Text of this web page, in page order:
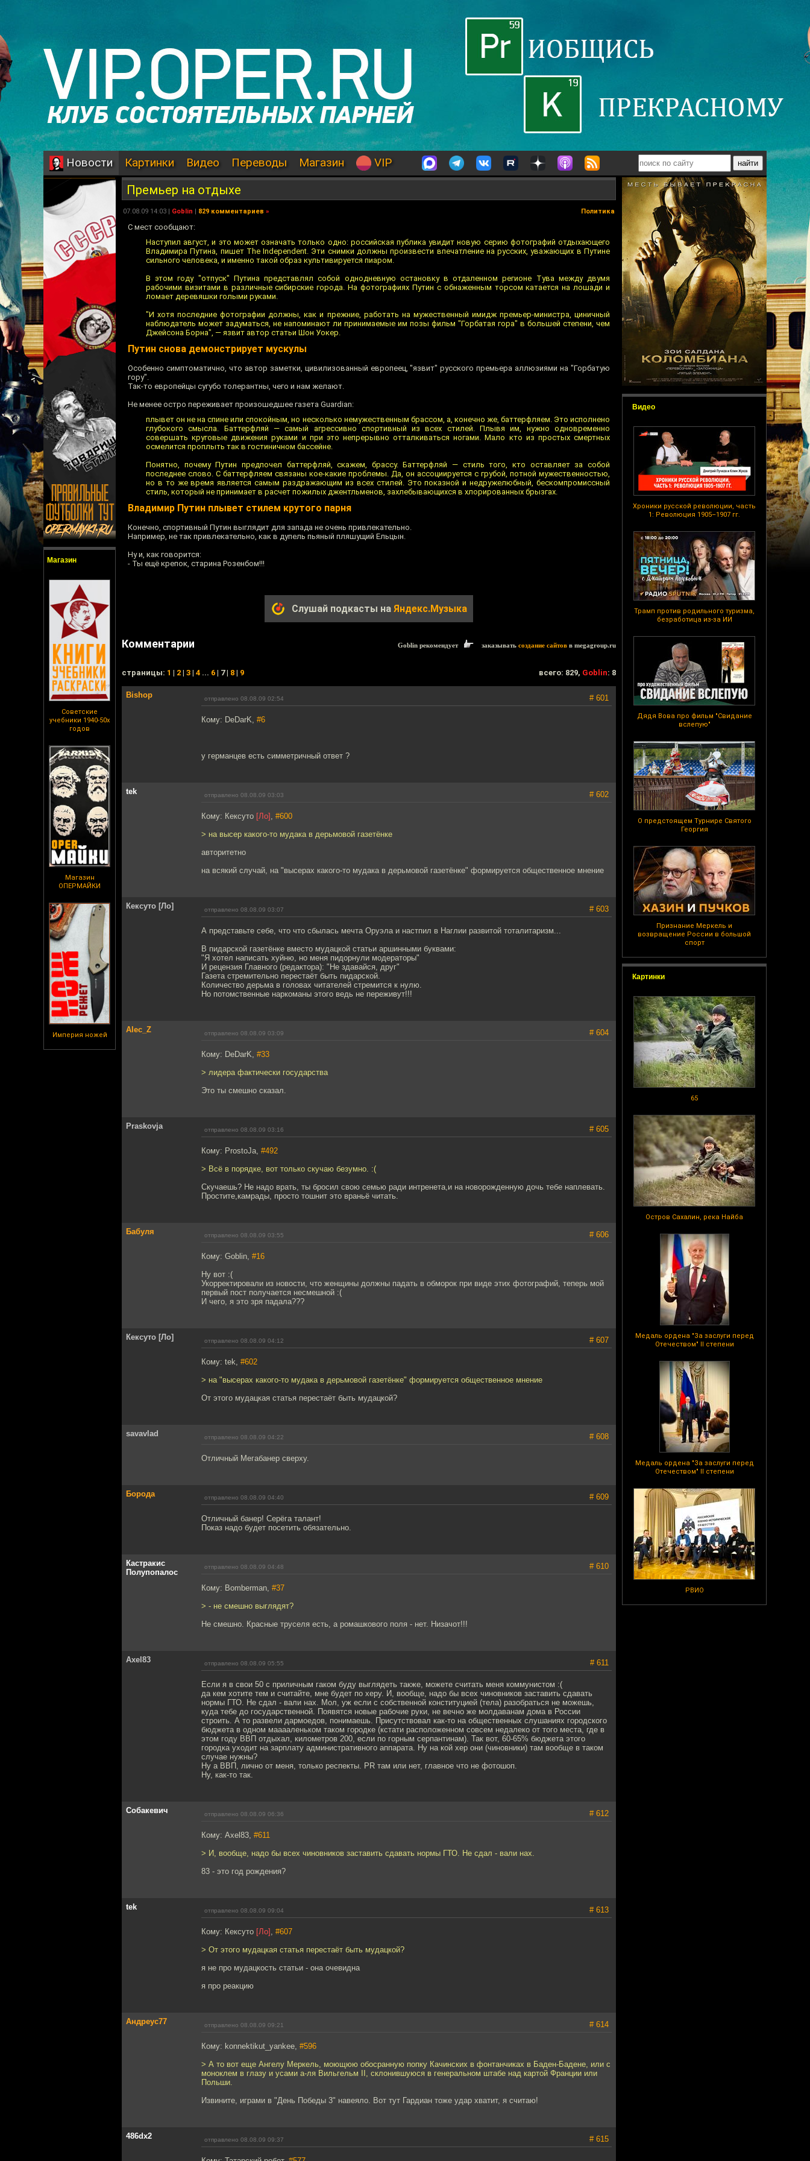
Новости Картинки Видео Переводы Магазин VIP
Магазин
Советские
учебники 1940-50х
годов
Магазин
ОПЕРМАЙКИ
Империя ножей
Видео
Хроники русской революции, часть
1: Революция 1905–1907 гг.
Трамп против родильного туризма,
безработица из-за ИИ
Дядя Вова про фильм "Свидание
вслепую"
О предстоящем Турнире Святого
Георгия
Признание Меркель и
возвращение России в большой
спорт
Картинки
65
Остров Сахалин, река Найба
Медаль ордена "За заслуги перед
Отечеством" II степени
Медаль ордена "За заслуги перед
Отечеством" II степени
РВИО
Премьер на отдыхе
07.08.09 14:03 | Goblin | 829 комментариев » Политика
С мест сообщают:
Наступил август, и это может означать только одно: российская публика увидит новую серию фотографий отдыхающего
Владимира Путина, пишет The Independent. Эти снимки должны произвести впечатление на русских, уважающих в Путине
сильного человека, и именно такой образ культивируется пиаром.
В этом году "отпуск" Путина представлял собой однодневную остановку в отдаленном регионе Тува между двумя
рабочими визитами в различные сибирские города. На фотографиях Путин с обнаженным торсом катается на лошади и
ломает деревяшки голыми руками.
"И хотя последние фотографии должны, как и прежние, работать на мужественный имидж премьер-министра, циничный
наблюдатель может задуматься, не напоминают ли принимаемые им позы фильм "Горбатая гора" в большей степени, чем
Джейсона Борна", — язвит автор статьи Шон Уокер.
Путин снова демонстрирует мускулы
Особенно симптоматично, что автор заметки, цивилизованный европеец, "язвит" русского премьера аллюзиями на "Горбатую
гору".
Так-то европейцы сугубо толерантны, чего и нам желают.
Не менее остро переживает произошедшее газета Guardian:
плывет он не на спине или спокойным, но несколько немужественным брассом, а, конечно же, баттерфляем. Это исполнено
глубокого смысла. Баттерфляй — самый агрессивно спортивный из всех стилей. Плывя им, нужно одновременно
совершать круговые движения руками и при это непрерывно отталкиваться ногами. Мало кто из простых смертных
осмелится проплыть так в гостиничном бассейне.
Понятно, почему Путин предпочел баттерфляй, скажем, брассу. Баттерфляй — стиль того, кто оставляет за собой
последнее слово. С баттерфляем связаны кое-какие проблемы. Да, он ассоциируется с грубой, потной мужественностью,
но в то же время является самым раздражающим из всех стилей. Это показной и недружелюбный, бескомпромиссный
стиль, который не принимает в расчет пожилых джентльменов, захлебывающихся в хлорированных брызгах.
Владимир Путин плывет стилем крутого парня
Конечно, спортивный Путин выглядит для запада не очень привлекательно.
Например, не так привлекательно, как в дупель пьяный пляшущий Ельцын.
Ну и, как говорится:
- Ты ещё крепок, старина Розенбом!!!
Слушай подкасты на Яндекс.Музыка
Комментарии Goblin рекомендует заказывать создание сайтов в megagroup.ru
cтраницы: 1 | 2 | 3 | 4 ... 6 | 7 | 8 | 9 всего: 829, Goblin: 8
Bishop отправлено 08.08.09 02:54 # 601
Кому: DeDarK, #6
у германцев есть симметричный ответ ?
tek отправлено 08.08.09 03:03 # 602
Кому: Кексуто [Ло] , #600
> на высер какого-то мудака в дерьмовой газетёнке
авторитетно
на всякий случай, на "высерах какого-то мудака в дерьмовой газетёнке" формируется общественное мнение
Кексуто [Ло] отправлено 08.08.09 03:07 # 603
А представьте себе, что что сбылась мечта Оруэла и настпил в Наглии развитой тоталитаризм...
В пидарской газетёнке вместо мудацкой статьи аршинными буквами:
"Я хотел написать хуйню, но меня пидорнули модераторы"
И рецензия Главного (редактора): "Не здавайся, друг"
Газета стремительно перестаёт быть пидарской.
Количество дерьма в головах читателей стремится к нулю.
Но потомственные наркоманы этого ведь не переживут!!!
Alec_Z отправлено 08.08.09 03:09 # 604
Кому: DeDarK, #33
> лидера фактически государства
Это ты смешно сказал.
Praskovja отправлено 08.08.09 03:16 # 605
Кому: ProstoJa, #492
> Всё в порядке, вот только скучаю безумно. :(
Скучаешь? Не надо врать, ты бросил свою семью ради интренета,и на новорожденную дочь тебе наплевать.
Простите,камрады, просто тошнит это враньё читать.
Бабуля отправлено 08.08.09 03:55 # 606
Кому: Goblin, #16
Ну вот :(
Укорректировали из новости, что женщины должны падать в обморок при виде этих фотографий, теперь мой
первый пост получается несмешной :(
И чего, я это зря падала???
Кексуто [Ло] отправлено 08.08.09 04:12 # 607
Кому: tek, #602
> на "высерах какого-то мудака в дерьмовой газетёнке" формируется общественное мнение
От этого мудацкая статья перестаёт быть мудацкой?
savavlad отправлено 08.08.09 04:22 # 608
Отличный Мегабанер сверху.
Борода отправлено 08.08.09 04:40 # 609
Отличный банер! Серёга талант!
Показ надо будет посетить обязательно.
Кастракис
Полупопалос
отправлено 08.08.09 04:48 # 610
Кому: Bomberman, #37
> - не смешно выглядят?
Не смешно. Красные труселя есть, а ромашкового поля - нет. Низачот!!!
Axel83 отправлено 08.08.09 05:55 # 611
Если я в свои 50 с приличным гаком буду выглядеть также, можете считать меня коммунистом :(
да кем хотите тем и считайте, мне будет по херу. И, вообще, надо бы всех чиновников заставить сдавать
нормы ГТО. Не сдал - вали нах. Мол, уж если с собственной конституцией (тела) разобраться не можешь,
куда тебе до государственной. Появятся новые рабочие руки, не вечно же молдаванам дома в России
строить. А то развели дармоедов, понимаешь. Присутствовал как-то на общественных слушаниях городского
бюджета в одном мааааленьком таком городке (кстати расположенном совсем недалеко от того места, где в
этом году ВВП отдыхал, километров 200, если по горным серпантинам). Так вот, 60-65% бюджета этого
городка уходит на зарплату административного аппарата. Ну на кой хер они (чиновники) там вообще в таком
случае нужны?
Ну а ВВП, лично от меня, только респекты. PR там или нет, главное что не фотошоп.
Ну, как-то так.
Собакевич отправлено 08.08.09 06:36 # 612
Кому: Axel83, #611
> И, вообще, надо бы всех чиновников заставить сдавать нормы ГТО. Не сдал - вали нах.
83 - это год рождения?
tek отправлено 08.08.09 09:04 # 613
Кому: Кексуто [Ло] , #607
> От этого мудацкая статья перестаёт быть мудацкой?
я не про мудацкость статьи - она очевидна
я про реакцию
Андреус77 отправлено 08.08.09 09:21 # 614
Кому: konnektikut_yankee, #596
> А то вот еще Ангелу Меркель, моющюю обосранную попку Качинских в фонтанчиках в Баден-Бадене, или с
моноклем в глазу и усами а-ля Вильгельм II, склонившуюся в генеральном штабе над картой Франции или
Польши.
Извините, играми в "День Победы 3" навеяло. Вот тут Гардиан тоже удар хватит, я считаю!
486dx2 отправлено 08.08.09 09:37 # 615